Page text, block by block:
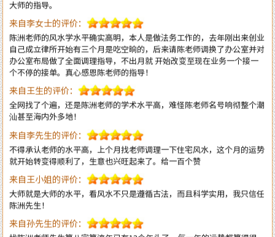
陈洲老师的风水学水平确实高明，本人是做法务工作的，去年刚出来创业
自己成立律所开始有三个月是吃空晌的，后来请陈老师调换了办公室并对
办公室布局做了全面调理指导，不出月就 开始改变至现在业务一个接一
个不停的接单。真心感恩陈老师的指导！
来自王生的评价：
全网找了个遍，还是陈洲老师的学术水平高，难怪陈老师名号响彻整个潮
汕甚至海内外多地！
来自李先生的评价：
不得承认老师的水平高，上个月找老师调理一下住宅风水，这个月的运势
就开始转变得顺利了，生意也兴旺起来了。给一百个赞
来自王小姐的评价：
大师就是大师的水平，看风水不只是遵循古法，而且科学实用，我只信任
陈洲先生！
来自孙先生的评价：
找陈洲老师先生算八字算流年已有13个年头了，每一年的运势都算得很
准，老师算我去年八月会有一次意外破财，真的应时就被诈骗了一笔不小
不大的钱。